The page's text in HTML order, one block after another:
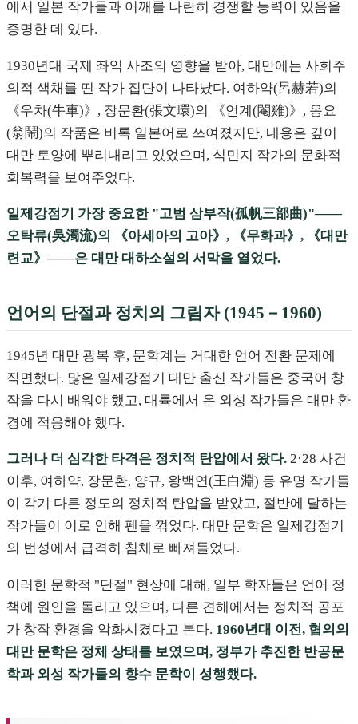
에서 일본 작가들과 어깨를 나란히 경쟁할 능력이 있음을
증명한 데 있다.
1930년대 국제 좌익 사조의 영향을 받아, 대만에는 사회주
의적 색채를 띤 작가 집단이 나타났다. 여하약(呂赫若)의
《우차(牛車)》, 장문환(張文環)의 《언계(閹雞)》, 옹요
(翁鬧)의 작품은 비록 일본어로 쓰여졌지만, 내용은 깊이
대만 토양에 뿌리내리고 있었으며, 식민지 작가의 문화적
회복력을 보여주었다.
일제강점기 가장 중요한 "고범 삼부작(孤帆三部曲)"——
오탁류(吳濁流)의 《아세아의 고아》, 《무화과》, 《대만
련교》——은 대만 대하소설의 서막을 열었다.
언어의 단절과 정치의 그림자 (1945－1960)
1945년 대만 광복 후, 문학계는 거대한 언어 전환 문제에
직면했다. 많은 일제강점기 대만 출신 작가들은 중국어 창
작을 다시 배워야 했고, 대륙에서 온 외성 작가들은 대만 환
경에 적응해야 했다.
그러나 더 심각한 타격은 정치적 탄압에서 왔다. 2·28 사건
이후, 여하약, 장문환, 양규, 왕백연(王白淵) 등 유명 작가들
이 각기 다른 정도의 정치적 탄압을 받았고, 절반에 달하는
작가들이 이로 인해 펜을 꺾었다. 대만 문학은 일제강점기
의 번성에서 급격히 침체로 빠져들었다.
이러한 문학적 "단절" 현상에 대해, 일부 학자들은 언어 정
책에 원인을 돌리고 있으며, 다른 견해에서는 정치적 공포
가 창작 환경을 악화시켰다고 본다. 1960년대 이전, 협의의
대만 문학은 정체 상태를 보였으며, 정부가 추진한 반공문
학과 외성 작가들의 향수 문학이 성행했다.